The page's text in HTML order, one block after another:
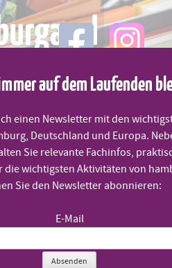
MENÜ
auf dem Laufenden
einen Newsletter mit den
Deutschland und Europa.
Sie relevante Fachinfos,
wichtigsten Aktivitäten von
Sie den Newsletter abonnieren:
E-Mail
Absenden